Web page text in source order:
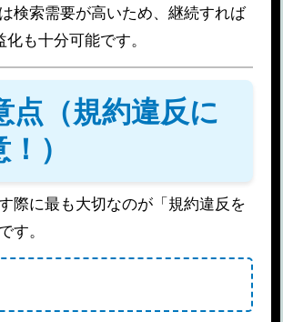
検索需要が高いため、継続すれば
も十分可能です。
点（規約違反に
）
際に最も大切なのが「規約違反を
す。